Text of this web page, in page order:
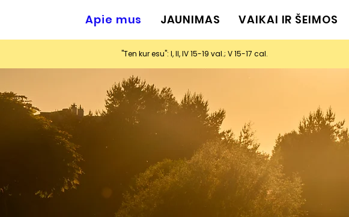
Apie mus JAUNIMAS VAIKAI IR ŠEIMOS
"Ten kur esu": I, II, IV 15-19 val.; V 15-17 cal.